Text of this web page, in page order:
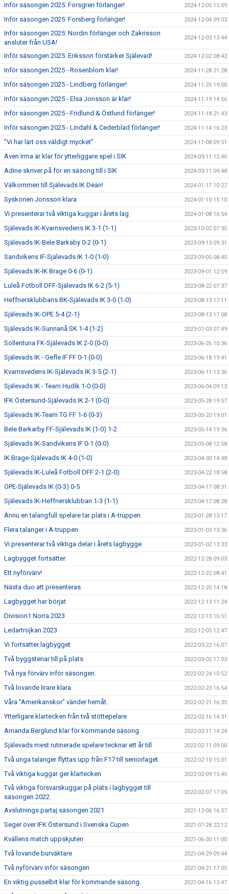
Inför säsongen 2025: Forsgren förlänger! 2024-12-05 15:09
Inför säsongen 2025: Forsberg förlänger! 2024-12-04 09:03
Inför säsongen 2025: Nordin förlänger och Zakrisson
ansluter från USA!
2024-12-03 13:44
Inför säsongen 2025: Eriksson förstärker Själevad! 2024-12-02 08:42
Inför säsongen 2025 - Rosenblom klar! 2024-11-28 21:28
Inför säsongen 2025 - Lindberg förlänger! 2024-11-25 19:00
Inför säsongen 2025 - Elsa Jonsson är klar! 2024-11-19 14:56
Inför säsongen 2025 - Fridlund & Östlund förlänger! 2024-11-18 21:43
Inför säsongen 2025 - Lindahl & Cederblad förlänger! 2024-11-14 16:23
"Vi har lärt oss väldigt mycket" 2024-11-08 09:51
Även Irma är klar för ytterliggare spel i SIK 2024-03-11 12:40
Adine skriver på för en säsong till i SIK 2024-03-11 09:48
Välkommen till Själevads IK Dean! 2024-01-17 10:27
Syskonen Jonsson klara 2024-01-10 15:10
Vi presenterar två viktiga kuggar i årets lag 2024-01-08 16:54
Själevads IK-Kvarnsvedens IK 3-1 (1-1) 2023-10-02 07:35
Själevads IK-Bele Barkaby 0-2 (0-1) 2023-09-13 09:31
Sandvikens IF-Själevads IK 1-0 (1-0) 2023-09-05 08:40
Själevads IK-IK Brage 0-6 (0-1) 2023-09-01 12:59
Luleå Fotboll DFF-Själevads IK 6-2 (5-1) 2023-08-22 07:37
Heffnersklubbans BK-Själevads IK 3-0 (1-0) 2023-08-13 17:11
Själevads IK-OPE 5-4 (2-1) 2023-08-13 17:08
Själevads IK-Sunnanå SK 1-4 (1-2) 2023-07-03 07:49
Sollentuna FK-Själevads IK 2-0 (0-0) 2023-06-26 10:36
Själevads IK - Gefle IF FF 0-1 (0-0) 2023-06-18 19:41
Kvarnsvedens IK-Själevads IK 3-5 (2-1) 2023-06-11 13:36
Själevads IK - Team Hudik 1-0 (0-0) 2023-06-04 09:13
IFK Östersund-Själevads IK 2-1 (0-0) 2023-05-28 19:57
Själevads IK-Team TG FF 1-6 (0-3) 2023-05-20 19:01
Bele Barkarby FF-Själevads IK (1-0) 1-2 2023-05-14 19:36
Själevads IK-Sandvikens IF 0-1 (0-0) 2023-05-08 12:58
IK Brage-Själevads IK 4-0 (1-0) 2023-04-30 14:48
Själevads IK-Luleå Fotboll DFF 2-1 (2-0) 2023-04-22 18:58
OPE-Själevads IK (0-3) 0-5 2023-04-17 08:31
Själevads IK-Heffnersklubban 1-3 (1-1) 2023-04-17 08:28
Ännu en talangfull spelare tar plats i A-truppen 2023-01-28 13:17
Flera talanger i A-truppen 2023-01-03 13:36
Vi presenterar två viktiga delar i årets lagbygge 2023-01-02 13:33
Lagbygget fortsätter 2022-12-28 09:03
Ett nyförvärv! 2022-12-22 08:41
Nästa duo att presenteras 2022-12-20 14:18
Lagbygget har börjat 2022-12-13 11:24
Division1 Norra 2023 2022-12-13 10:51
Ledartrojkan 2023 2022-12-05 12:47
Vi fortsätter lagbygget 2022-03-22 16:07
Två byggstenar till på plats 2022-03-02 17:03
Två nya förvärv inför säsongen. 2022-02-24 10:52
Två lovande lirare klara. 2022-02-23 16:54
Våra ”Amerikanskor” vänder hemåt. 2022-02-21 16:35
Ytterligare klartecken från två stöttepelare 2022-02-16 14:31
Amanda Berglund klar för kommande säsong 2022-02-11 14:24
Själevads mest rutinerade spelare tecknar ett år till 2022-02-11 09:00
Två unga talanger flyttas upp från F17 till seniorlaget. 2022-02-10 15:01
Två viktiga kuggar ger klartecken 2022-02-09 15:45
Två viktiga försvarskuggar på plats i lagbygget till
säsongen 2022.
2022-02-07 17:05
Avslutnings partaj säsongen 2021 2021-12-06 16:57
Seger över IFK Östersund i Svenska Cupen 2021-07-28 22:12
Kvällens match uppskjuten 2021-06-30 11:00
Två lovande burväktare 2021-04-29 09:44
Två nyförvärv inför säsongen 2021-04-21 17:05
En viktig pusselbit klar för kommande säsong. 2021-04-16 13:47